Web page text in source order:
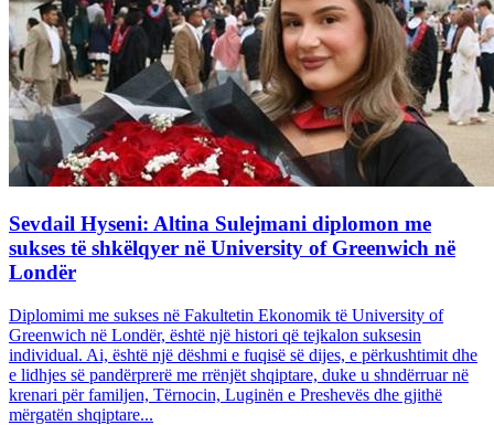
Sevdail Hyseni: Altina Sulejmani diplomon me
sukses të shkëlqyer në University of Greenwich në
Londër
Diplomimi me sukses në Fakultetin Ekonomik të University of
Greenwich në Londër, është një histori që tejkalon suksesin
individual. Ai, është një dëshmi e fuqisë së dijes, e përkushtimit dhe
e lidhjes së pandërprerë me rrënjët shqiptare, duke u shndërruar në
krenari për familjen, Tërnocin, Luginën e Preshevës dhe gjithë
mërgatën shqiptare...